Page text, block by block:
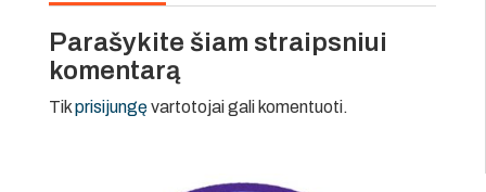
Parašykite šiam straipsniui
komentarą
Tikprisijungęvartotojai gali komentuoti.